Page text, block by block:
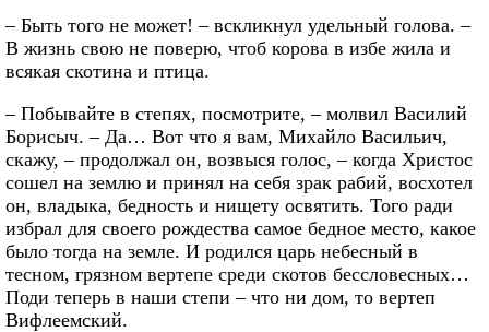
– Быть того не может! – вскликнул удельный голова. –
В жизнь свою не поверю, чтоб корова в избе жила и
всякая скотина и птица.
– Побывайте в степях, посмотрите, – молвил Василий
Борисыч. – Да… Вот что я вам, Михайло Васильич,
скажу, – продолжал он, возвыся голос, – когда Христос
сошел на землю и принял на себя зрак рабий, восхотел
он, владыка, бедность и нищету освятить. Того ради
избрал для своего рождества самое бедное место, какое
было тогда на земле. И родился царь небесный в
тесном, грязном вертепе среди скотов бессловесных…
Поди теперь в наши степи – что ни дом, то вертеп
Вифлеемский.